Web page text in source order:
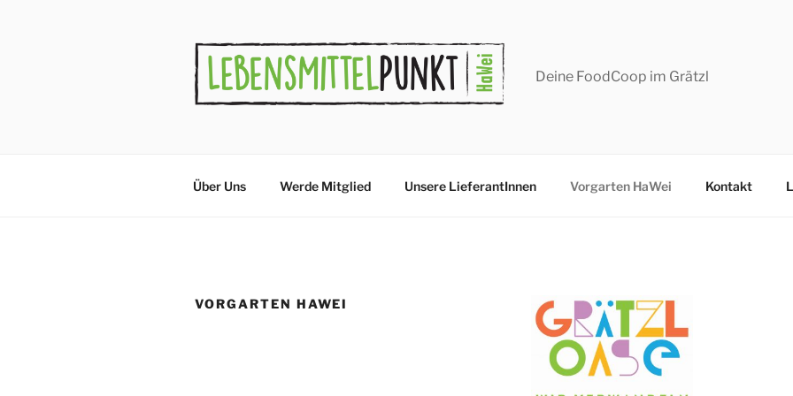
Deine FoodCoop im Grätzl
Über Uns Werde Mitglied Unsere LieferantInnen Vorgarten HaWei Kontakt
VORGARTEN HAWEI